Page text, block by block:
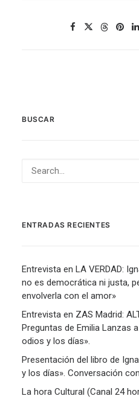
BUSCAR
ENTRADAS RECIENTES
Entrevista en LA VERDAD:
no es democrática ni justa,
envolverla con el amor»
Entrevista en ZAS Madrid:
Preguntas de Emilia Lanzas
odios y los días».
Presentación del libro de
y los días». Conversación
La hora Cultural (Canal 24